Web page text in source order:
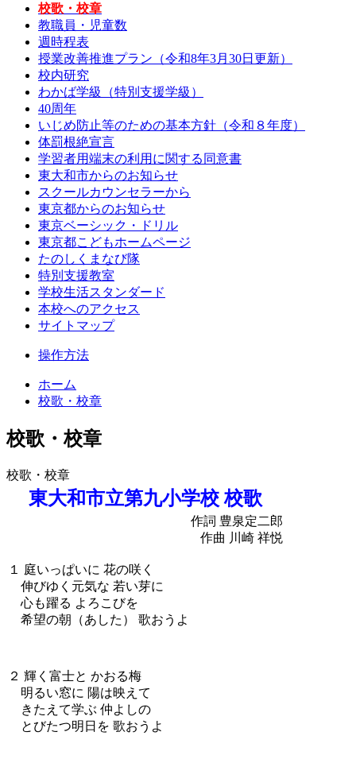
校歌・校章
教職員・児童数
週時程表
授業改善推進プラン（令和8年3月30日更新）
校内研究
わかば学級（特別支援学級）
40周年
いじめ防止等のための基本方針（令和８年度）
体罰根絶宣言
学習者用端末の利用に関する同意書
東大和市からのお知らせ
スクールカウンセラーから
東京都からのお知らせ
東京ベーシック・ドリル
東京都こどもホームページ
たのしくまなび隊
特別支援教室
学校生活スタンダード
本校へのアクセス
サイトマップ
操作方法
ホーム
校歌・校章
校歌・校章
校歌・校章
東大和市立第九小学校 校歌
作詞 豊泉定二郎
作曲 川崎 祥悦
１ 庭いっぱいに 花の咲く
伸びゆく元気な 若い芽に
心も躍る よろこびを
希望の朝（あした） 歌おうよ
２ 輝く富士と かおる梅
明るい窓に 陽は映えて
きたえて学ぶ 仲よしの
とびたつ明日を 歌おうよ